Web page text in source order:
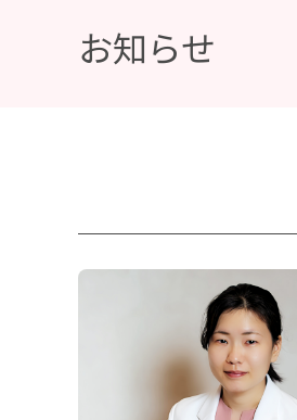
お知らせ